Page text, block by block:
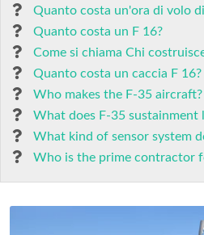
Quanto costa un'ora di volo
Quanto costa un F 16?
Come si chiama Chi
Quanto costa un caccia F 16?
Who makes the F-35 aircraft?
What does F-35 sustainment
What kind of sensor system
Who is the prime contractor